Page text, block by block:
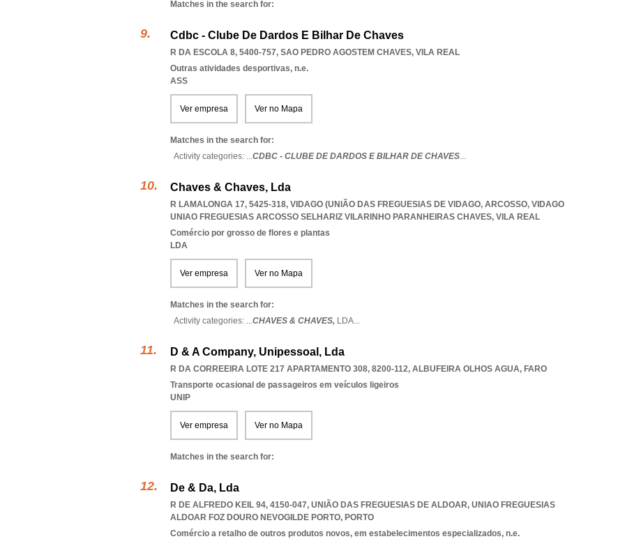
Matches in the search for:
Cdbc - Clube De Dardos E Bilhar De Chaves
R DA ESCOLA 8, 5400-757, SAO PEDRO AGOSTEM CHAVES, VILA REAL
Outras atividades desportivas, n.e.
ASS
Ver empresa Ver no Mapa
Matches in the search for:
Activity categories: ...CDBC - CLUBE DE DARDOS E BILHAR DE CHAVES...
Chaves & Chaves, Lda
R LAMALONGA 17, 5425-318, VIDAGO (UNIÃO DAS FREGUESIAS DE VIDAGO, ARCOSSO, VIDAGO
UNIAO FREGUESIAS ARCOSSO SELHARIZ VILARINHO PARANHEIRAS CHAVES, VILA REAL
Comércio por grosso de flores e plantas
LDA
Ver empresa Ver no Mapa
Matches in the search for:
Activity categories: ...CHAVES & CHAVES, LDA...
D & A Company, Unipessoal, Lda
R DA CORREEIRA LOTE 217 APARTAMENTO 308, 8200-112, ALBUFEIRA OLHOS AGUA, FARO
Transporte ocasional de passageiros em veículos ligeiros
UNIP
Ver empresa Ver no Mapa
Matches in the search for:
De & Da, Lda
R DE ALFREDO KEIL 94, 4150-047, UNIÃO DAS FREGUESIAS DE ALDOAR, UNIAO FREGUESIAS
ALDOAR FOZ DOURO NEVOGILDE PORTO, PORTO
Comércio a retalho de outros produtos novos, em estabelecimentos especializados, n.e.